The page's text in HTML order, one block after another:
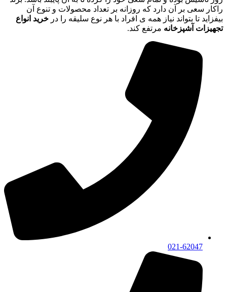
راکار سعی بر آن دارد که روزانه بر تعداد محصولات و تنوع آن
بیفزاید تا بتواند نیاز همه ی افراد با هر نوع سلیقه را در خرید انواع
تجهیزات آشپزخانه مرتفع کند.
021-62047